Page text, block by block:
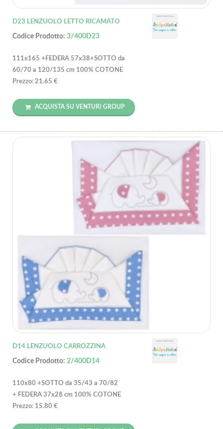
D23 LENZUOLO LETTO RICAMATO
Codice Prodotto: 3/400D23
111x165 +FEDERA 57x38+SOTTO da
60/70 a 120/135 cm 100% COTONE
Prezzo: 21.65 €
ACQUISTA SU VENTURI GROUP
D14 LENZUOLO CARROZZINA
Codice Prodotto: 2/400D14
110x80 +SOTTO da 35/43 a 70/82
+ FEDERA 37x28 cm 100% COTONE
Prezzo: 15.80 €